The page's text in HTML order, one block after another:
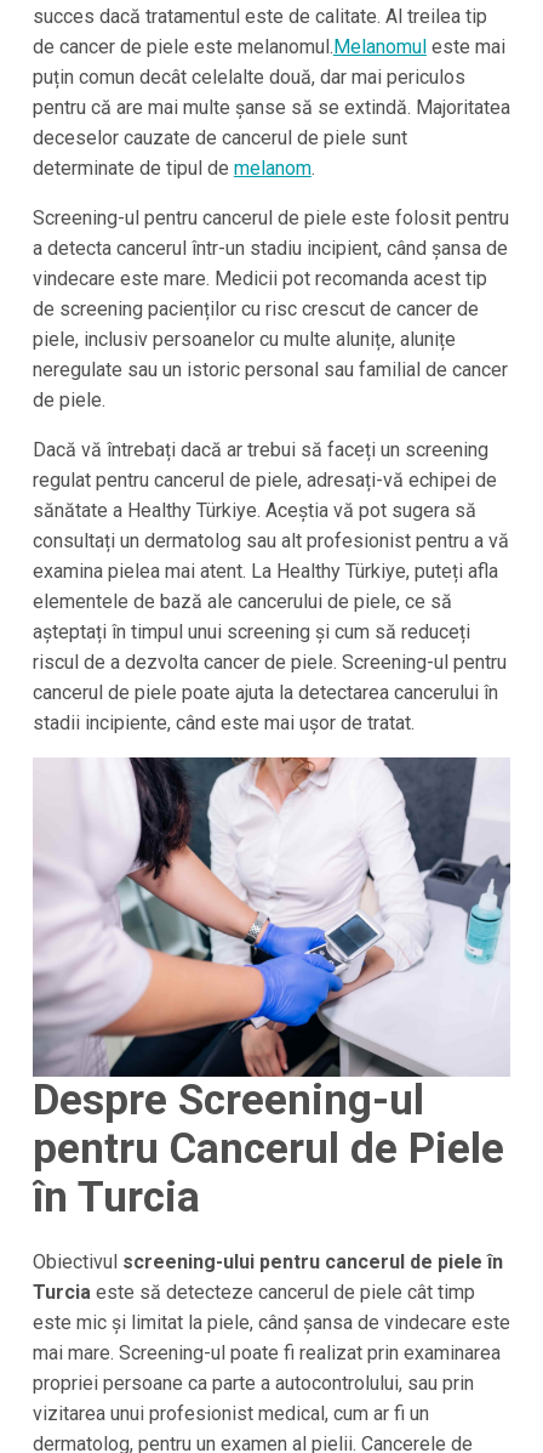
succes dacă tratamentul este de calitate. Al treilea tip
de cancer de piele este melanomul.Melanomuleste mai
puțin comun decât celelalte două, dar mai periculos
pentru că are mai multe șanse să se extindă. Majoritatea
deceselor cauzate de cancerul de piele sunt
determinate de tipul de melanom.
Screening-ul pentru cancerul de piele este folosit pentru
a detecta cancerul într-un stadiu incipient, când șansa de
vindecare este mare. Medicii pot recomanda acest tip
de screening pacienților cu risc crescut de cancer de
piele, inclusiv persoanelor cu multe alunițe, alunițe
neregulate sau un istoric personal sau familial de cancer
de piele.
Dacă vă întrebați dacă ar trebui să faceți un screening
regulat pentru cancerul de piele, adresați-vă echipei de
sănătate a Healthy Türkiye. Aceștia vă pot sugera să
consultați un dermatolog sau alt profesionist pentru a vă
examina pielea mai atent. La Healthy Türkiye, puteți afla
elementele de bază ale cancerului de piele, ce să
așteptați în timpul unui screening și cum să reduceți
riscul de a dezvolta cancer de piele. Screening-ul pentru
cancerul de piele poate ajuta la detectarea cancerului în
stadii incipiente, când este mai ușor de tratat.
Despre Screening-ul
pentru Cancerul de Piele
în Turcia
Obiectivul screening-ului pentru cancerul de piele în
Turciaeste să detecteze cancerul de piele cât timp
este mic și limitat la piele, când șansa de vindecare este
mai mare. Screening-ul poate fi realizat prin examinarea
propriei persoane ca parte a autocontrolului, sau prin
vizitarea unui profesionist medical, cum ar fi un
dermatolog, pentru un examen al pielii. Cancerele de